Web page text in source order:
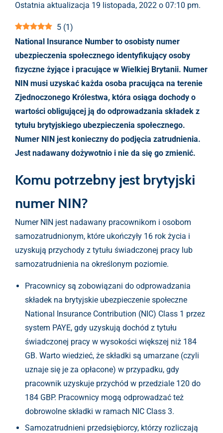
Ostatnia aktualizacja 19 listopada, 2022 o 07:10 pm.
5 (1)
National Insurance Number to osobisty numer
ubezpieczenia społecznego identyfikujący osoby
fizyczne żyjące i pracujące w Wielkiej Brytanii. Numer
NIN musi uzyskać każda osoba pracująca na terenie
Zjednoczonego Królestwa, która osiąga dochody o
wartości obligującej ją do odprowadzania składek z
tytułu brytyjskiego ubezpieczenia społecznego.
Numer NIN jest konieczny do podjęcia zatrudnienia.
Jest nadawany dożywotnio i nie da się go zmienić.
Komu potrzebny jest brytyjski
numer NIN?
Numer NIN jest nadawany pracownikom i osobom
samozatrudnionym, które ukończyły 16 rok życia i
uzyskują przychody z tytułu świadczonej pracy lub
samozatrudnienia na określonym poziomie.
Pracownicy są zobowiązani do odprowadzania
składek na brytyjskie ubezpieczenie społeczne
National Insurance Contribution (NIC) Class 1 przez
system PAYE, gdy uzyskują dochód z tytułu
świadczonej pracy w wysokości większej niż 184
GB. Warto wiedzieć, że składki są umarzane (czyli
uznaje się je za opłacone) w przypadku, gdy
pracownik uzyskuje przychód w przedziale 120 do
184 GBP. Pracownicy mogą odprowadzać też
dobrowolne składki w ramach NIC Class 3.
Samozatrudnieni przedsiębiorcy, którzy rozliczają